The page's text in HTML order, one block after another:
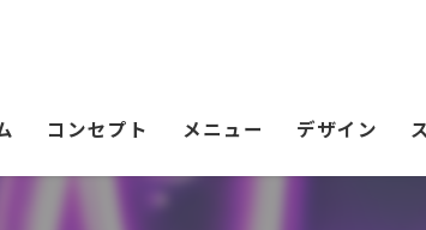
コンセプト メニュー デザイン